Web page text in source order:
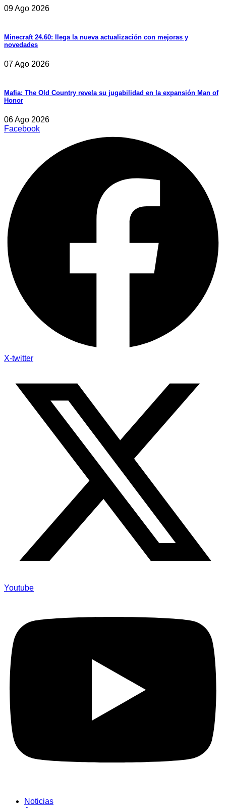
09 Ago 2026
Minecraft 24.60: llega la nueva actualización con mejoras y
novedades
07 Ago 2026
Mafia: The Old Country revela su jugabilidad en la expansión Man of
Honor
06 Ago 2026
Facebook
X-twitter
Youtube
Noticias